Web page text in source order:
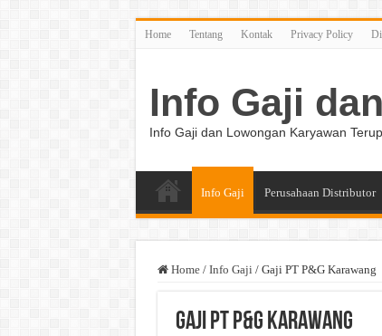
Home Tentang Kontak Privacy Policy
Info Gaji
Info Gaji dan Lowongan Karyawan
Info Gaji Perusahaan Distributor
Home / Info Gaji / Gaji PT P&G Karawang
Gaji PT P&G Karawang